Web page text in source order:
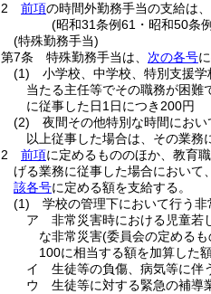
2
前項の時間外勤務手当の支給は
(昭和31条例61・昭和50条
(特殊勤務手当)
第7条
特殊勤務手当は、 次の各号
(1)
小学校、中学校、特別支援
当たる主任等でその職務が困難
に従事した日1日につき200円
(2)
夜間その他特別な時間にお
以上従事した場合は、その業
2
前項に定めるもののほか、教育
げる業務に従事した場合におい
該各号に定める額を支給する。
(1)
学校の管理下において行う
ア
非常災害時における児童若
な非常災害(委員会の定める
100に相当する額を加算した
イ
生徒等の負傷、病気等に
ウ
生徒等に対する緊急の補